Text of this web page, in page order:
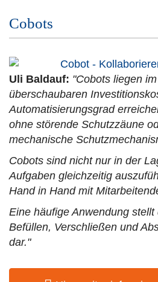
Cobots
Uli Baldauf: "Cobots liegen
überschaubaren
Automatisierungsgrad
ohne störende Schutzzäune
mechanische
Cobots sind nicht nur in der
Aufgaben gleichzeitig
Hand in Hand mit
Eine häufige Anwendung stellt
Befüllen, Verschließen und
dar."